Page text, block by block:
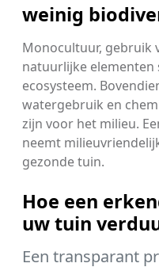
weinig
Monocultuur, gebruik
natuurlijke elementen
ecosysteem.
watergebruik en
zijn voor het milieu.
neemt
gezonde tuin.
Hoe een
uw tuin
Een transparant